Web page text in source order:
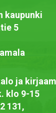
kaupunki
5
ja
klo 9-15
131,